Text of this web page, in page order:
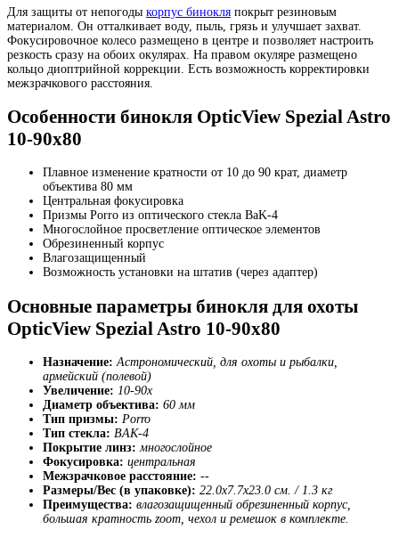
Для защиты от непогоды корпус бинокля покрыт резиновым
материалом. Он отталкивает воду, пыль, грязь и улучшает захват.
Фокусировочное колесо размещено в центре и позволяет настроить
резкость сразу на обоих окулярах. На правом окуляре размещено
кольцо диоптрийной коррекции. Есть возможность корректировки
межзрачкового расстояния.
Особенности бинокля OpticView Spezial Astro
10-90x80
Плавное изменение кратности от 10 до 90 крат, диаметр
объектива 80 мм
Центральная фокусировка
Призмы Porro из оптического стекла BaK-4
Многослойное просветление оптическое элементов
Обрезиненный корпус
Влагозащищенный
Возможность установки на штатив (через адаптер)
Основные параметры бинокля для охоты
OpticView Spezial Astro 10-90x80
Назначение: Астрономический, для охоты и рыбалки,
армейский (полевой)
Увеличение: 10-90х
Диаметр объектива: 60 мм
Тип призмы: Porro
Тип стекла: BАK-4
Покрытие линз: многослойное
Фокусировка: центральная
Межзрачковое расстояние: --
Размеры/Вес (в упаковке): 22.0x7.7x23.0 см. / 1.3 кг
Преимущества: влагозащищенный обрезиненный корпус,
большая кратность zoom, чехол и ремешок в комплекте.